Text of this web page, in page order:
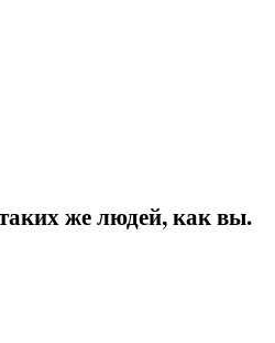
же людей, как вы.